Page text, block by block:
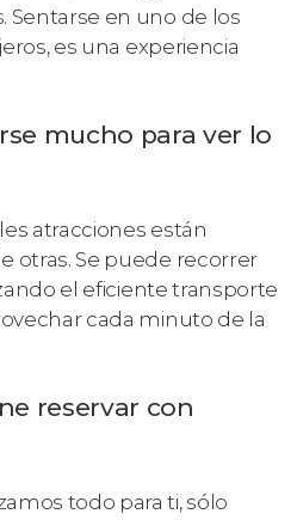
Sentarse en uno de los
es una experiencia
mucho para ver lo
atracciones están
otras. Se puede recorrer
el eficiente transporte
cada minuto de la
reservar con
todo para ti, sólo